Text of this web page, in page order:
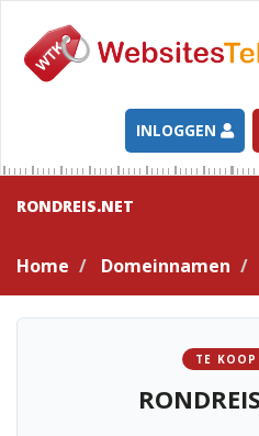
INLOGGEN
RONDREIS.NET
Home Domeinnamen
TE KOOP